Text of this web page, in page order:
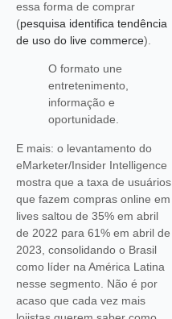
essa forma de comprar
(pesquisa identifica tendência
de uso do live commerce).
O formato une
entretenimento,
informação e
oportunidade.
E mais: o levantamento do
eMarketer/Insider Intelligence
mostra que a taxa de usuários
que fazem compras online em
lives saltou de 35% em abril
de 2022 para 61% em abril de
2023, consolidando o Brasil
como líder na América Latina
nesse segmento. Não é por
acaso que cada vez mais